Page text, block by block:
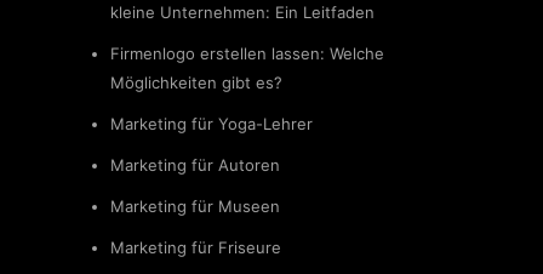
kleine Unternehmen: Ein Leitfaden
Firmenlogo erstellen lassen: Welche
Möglichkeiten gibt es?
Marketing für Yoga-Lehrer
Marketing für Autoren
Marketing für Museen
Marketing für Friseure